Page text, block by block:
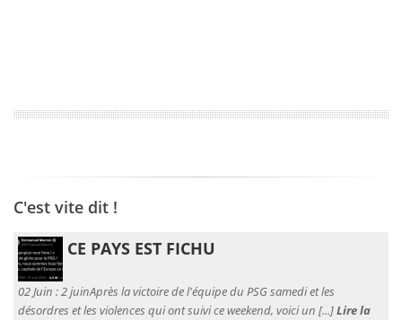
C'est vite dit !
CE PAYS EST FICHU
02 Juin :2 juinAprès la victoire de l'équipe du PSG samedi et les
désordres et les violences qui ont suivi ce weekend, voici un [...]Lire la